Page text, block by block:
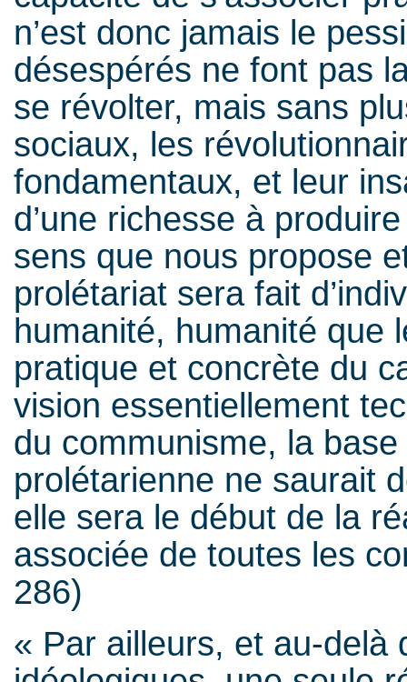
n’est donc jamais le
désespérés ne font pas
se révolter, mais sans
sociaux, les
fondamentaux, et leur
d’une richesse à
sens que nous propose
prolétariat sera fait
humanité, humanité que
pratique et concrète du
vision essentiellement
du communisme, la
prolétarienne ne saurait
elle sera le début de la
associée de toutes les
286)
« Par ailleurs, et au-delà